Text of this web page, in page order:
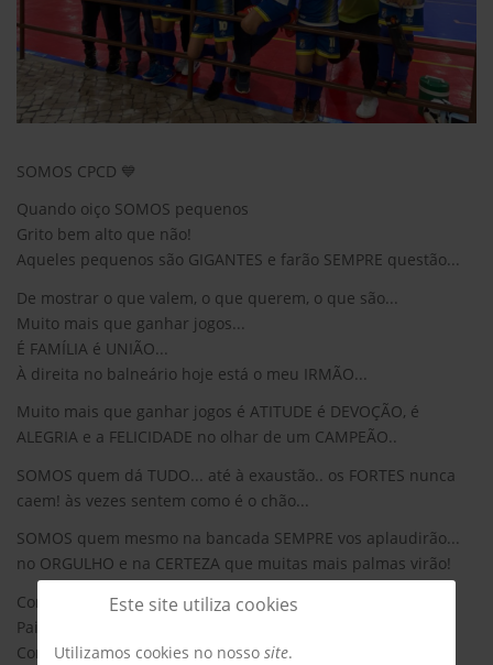
SOMOS CPCD 💙
Quando oiço SOMOS pequenos
Grito bem alto que não!
Aqueles pequenos são GIGANTES e farão SEMPRE questão...
De mostrar o que valem, o que querem, o que são...
Muito mais que ganhar jogos...
É FAMÍLIA é UNIÃO...
À direita no balneário hoje está o meu IRMÃO...
Muito mais que ganhar jogos é ATITUDE é DEVOÇÃO, é
ALEGRIA e a FELICIDADE no olhar de um CAMPEÃO..
SOMOS quem dá TUDO... até à exaustão.. os FORTES nunca
caem! às vezes sentem como é o chão...
SOMOS quem mesmo na bancada SEMPRE vos aplaudirão...
no ORGULHO e na CERTEZA que muitas mais palmas virão!
Compromisso ⚽
Paixão ⚽
Confiança ⚽
Este site utiliza cookies
Utilizamos cookies no nosso site.